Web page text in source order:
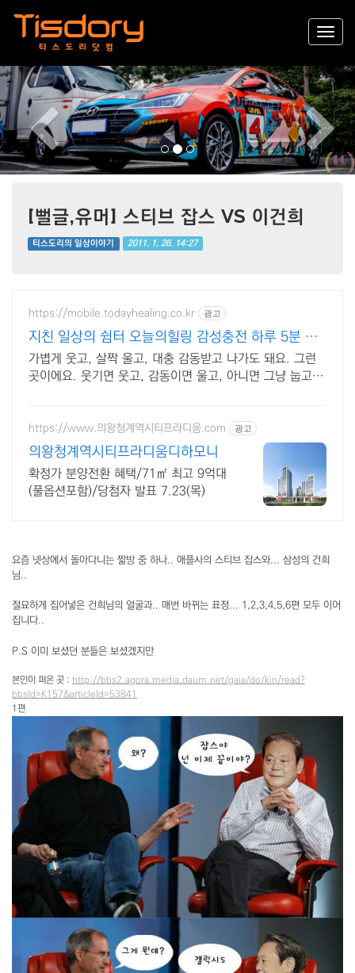
Previous
[뻘글,유머] 스티브 잡스 VS 이건희
티스도리의 일상이야기 2011. 1. 26. 14:27
https://mobile.todayhealing.co.kr 광고
지친 일상의 쉼터 오늘의힐링 감성충전 하루 5분 힐
링타임
가볍게 웃고, 살짝 울고, 대충 감동받고 나가도 돼요. 그런
곳이에요. 웃기면 웃고, 감동이면 울고, 아니면 그냥 눕고
https://www.의왕청계역시티프라디움.com 광고
의왕청계역시티프라디움디하모니
확정가 분양전환 혜택/71㎡ 최고 9억대
(풀옵션포함)/당첨자 발표 7.23(목)
요즘 넷상에서 돌아다니는 짧방 중 하나.. 애플사의 스티브 잡스와... 삼성의 건희
님..
절묘하게 집어넣은 건희님의 얼굴과.. 매번 바뀌는 표정... 1,2,3,4,5,6편 모두 이어
집니다..
P.S 이미 보셨던 분들은 보셨겠지만
본인이 퍼온 곳 : http://bbs2.agora.media.daum.net/gaia/do/kin/read?
bbsId=K157&articleId=53841
1편